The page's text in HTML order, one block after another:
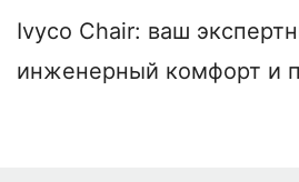
Ivyco Chair: ваш
инженерный комфорт и